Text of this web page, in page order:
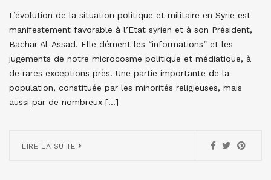
L’évolution de la situation politique et militaire en Syrie est
manifestement favorable à l’Etat syrien et à son Président,
Bachar Al-Assad. Elle dément les “informations” et les
jugements de notre microcosme politique et médiatique, à
de rares exceptions près. Une partie importante de la
population, constituée par les minorités religieuses, mais
aussi par de nombreux […]
LIRE LA SUITE